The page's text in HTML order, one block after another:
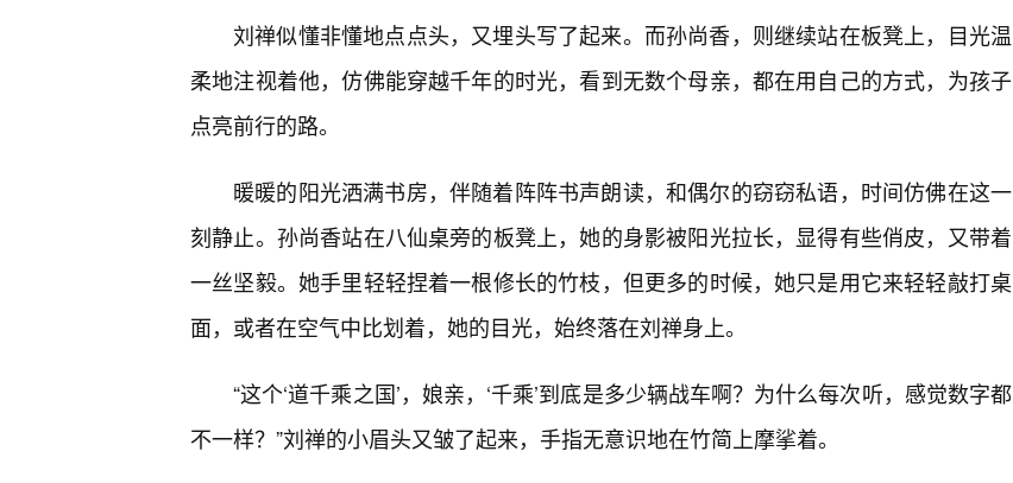
刘禅似懂非懂地点点头，又埋头写了起来。而孙尚香，则继续站在板凳上，目光温
柔地注视着他，仿佛能穿越千年的时光，看到无数个母亲，都在用自己的方式，为孩子
点亮前行的路。
暖暖的阳光洒满书房，伴随着阵阵书声朗读，和偶尔的窃窃私语，时间仿佛在这一
刻静止。孙尚香站在八仙桌旁的板凳上，她的身影被阳光拉长，显得有些俏皮，又带着
一丝坚毅。她手里轻轻捏着一根修长的竹枝，但更多的时候，她只是用它来轻轻敲打桌
面，或者在空气中比划着，她的目光，始终落在刘禅身上。
“这个‘道千乘之国’，娘亲，‘千乘’到底是多少辆战车啊？为什么每次听，感觉数字都
不一样？”刘禅的小眉头又皱了起来，手指无意识地在竹简上摩挲着。